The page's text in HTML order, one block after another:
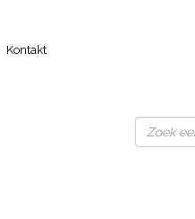
Kontakt